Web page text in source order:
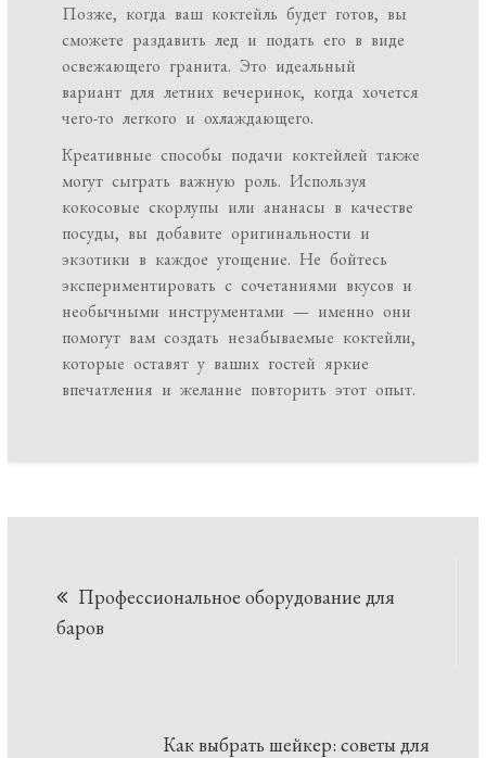
Позже, когда ваш коктейль будет готов, вы
сможете раздавить лед и подать его в виде
освежающего гранита. Это идеальный
вариант для летних вечеринок, когда хочется
чего-то легкого и охлаждающего.
Креативные способы подачи коктейлей также
могут сыграть важную роль. Используя
кокосовые скорлупы или ананасы в качестве
посуды, вы добавите оригинальности и
экзотики в каждое угощение. Не бойтесь
экспериментировать с сочетаниями вкусов и
необычными инструментами — именно они
помогут вам создать незабываемые коктейли,
которые оставят у ваших гостей яркие
впечатления и желание повторить этот опыт.
Навигация
по
Профессиональное оборудование для
баров
Как выбрать шейкер: советы для